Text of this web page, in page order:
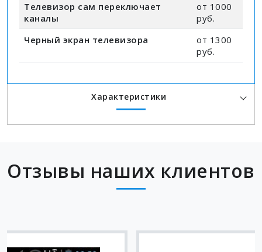
Телевизор сам переключает
каналы
от 1000
руб.
Черный экран телевизора
от 1300
руб.
Характеристики
Отзывы наших клиентов